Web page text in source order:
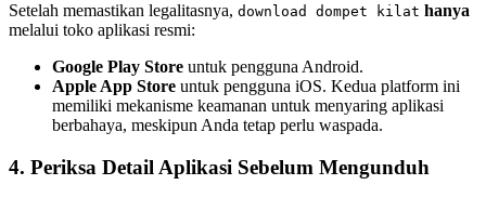
Setelah memastikan legalitasnya, download dompet kilat hanya
melalui toko aplikasi resmi:
Google Play Store untuk pengguna Android.
Apple App Store untuk pengguna iOS. Kedua platform ini
memiliki mekanisme keamanan untuk menyaring aplikasi
berbahaya, meskipun Anda tetap perlu waspada.
4. Periksa Detail Aplikasi Sebelum Mengunduh